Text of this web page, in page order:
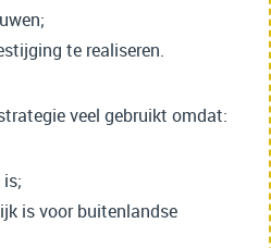
te realiseren.
veel gebruikt omdat:
is voor buitenlandse